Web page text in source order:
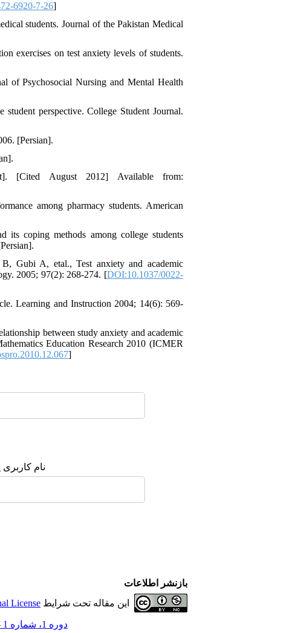
6920-7-26]
students. Journal of the Pakistan Medical
exercises on test anxiety levels of students.
of Psychosocial Nursing and Mental Health
perspective. College Student Journal.
[Persian].
[Cited August 2012] Available from:
among pharmacy students. American
coping methods among college students
Gubi A, etal., Test anxiety and academic
2005; 97(2): 268-274. [DOI:10.1037/0022-
Learning and Instruction 2004; 14(6): 569-
between study anxiety and academic
Education Research 2010 (ICMER
]
نام
بازنشر اطلاعات
این مقاله تحت شرایط License
دوره 1، شماره 1 - ( Fa 1391 )